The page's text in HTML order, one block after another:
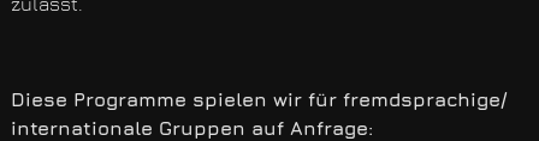
Diese Programme spielen wir für fremdsprachige/
internationale Gruppen auf Anfrage: